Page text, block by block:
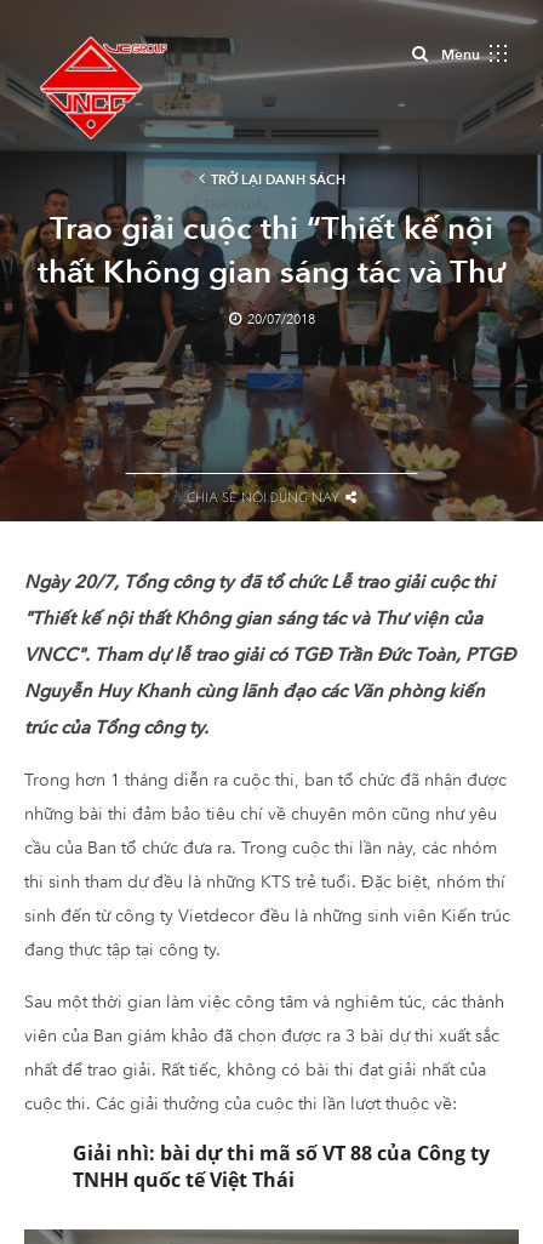
Menu
Close
TRỞ LẠI DANH SÁCH
Trao giải cuộc thi “Thiết kế nội
thất Không gian sáng tác và Thư
viện của VNCC”
20/07/2018
CHIA SẺ NỘI DUNG NÀY
Ngày 20/7, Tổng công ty đã tổ chức Lễ trao giải cuộc thi
"Thiết kế nội thất Không gian sáng tác và Thư viện của
VNCC". Tham dự lễ trao giải có TGĐ Trần Đức Toàn, PTGĐ
Nguyễn Huy Khanh cùng lãnh đạo các Văn phòng kiến
trúc của Tổng công ty.
Trong hơn 1 tháng diễn ra cuộc thi, ban tổ chức đã nhận được
những bài thi đảm bảo tiêu chí về chuyên môn cũng như yêu
cầu của Ban tổ chức đưa ra. Trong cuộc thi lần này, các nhóm
thi sinh tham dự đều là những KTS trẻ tuổi. Đặc biệt, nhóm thí
sinh đến từ công ty Vietdecor đều là những sinh viên Kiến trúc
đang thực tập tại công ty.
Sau một thời gian làm việc công tâm và nghiêm túc, các thành
viên của Ban giám khảo đã chọn được ra 3 bài dự thi xuất sắc
nhất để trao giải. Rất tiếc, không có bài thi đạt giải nhất của
cuộc thi. Các giải thưởng của cuộc thi lần lượt thuộc về:
Giải nhì: bài dự thi mã số VT 88 của Công ty
TNHH quốc tế Việt Thái